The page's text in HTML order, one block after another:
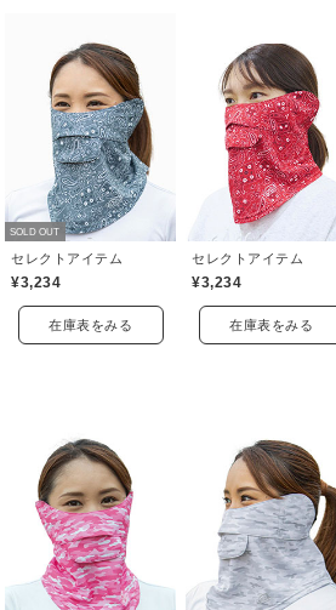
SOLD OUT
セレクトアイテム
¥3,234
在庫表をみる
セレクトアイテム
¥3,234
在庫表をみる